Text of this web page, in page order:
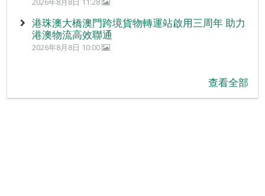
港珠澳大橋澳門跨境貨物轉運站啟用三周年 助力
港澳物流高效聯通
2026年8月8日 10:00
查看全部